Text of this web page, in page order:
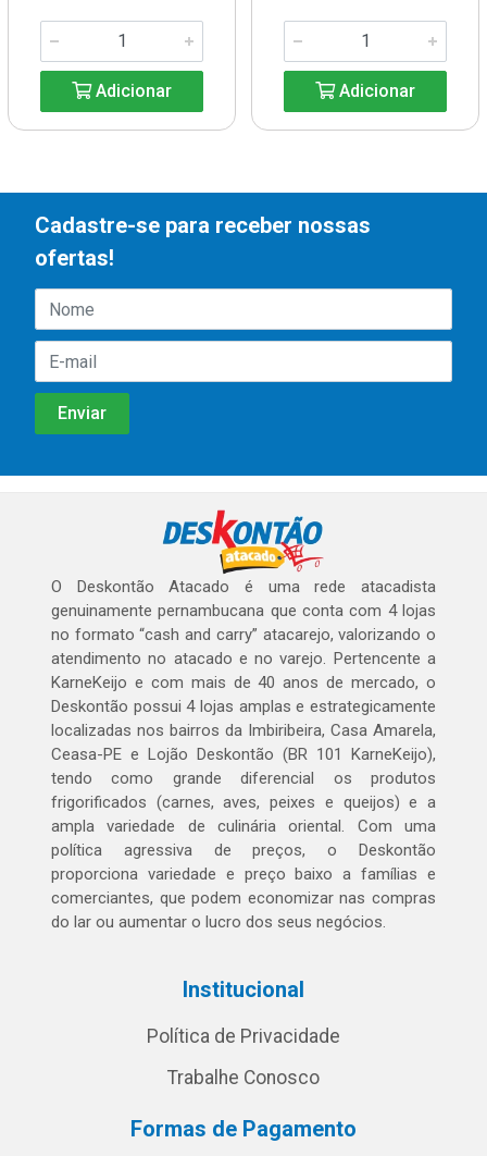
Adicionar Adicionar
Cadastre-se para receber nossas
ofertas!
O Deskontão Atacado é uma rede atacadista
genuinamente pernambucana que conta com 4 lojas
no formato “cash and carry” atacarejo, valorizando o
atendimento no atacado e no varejo. Pertencente a
KarneKeijo e com mais de 40 anos de mercado, o
Deskontão possui 4 lojas amplas e estrategicamente
localizadas nos bairros da Imbiribeira, Casa Amarela,
Ceasa-PE e Lojão Deskontão (BR 101 KarneKeijo),
tendo como grande diferencial os produtos
frigorificados (carnes, aves, peixes e queijos) e a
ampla variedade de culinária oriental. Com uma
política agressiva de preços, o Deskontão
proporciona variedade e preço baixo a famílias e
comerciantes, que podem economizar nas compras
do lar ou aumentar o lucro dos seus negócios.
Institucional
Política de Privacidade
Trabalhe Conosco
Formas de Pagamento